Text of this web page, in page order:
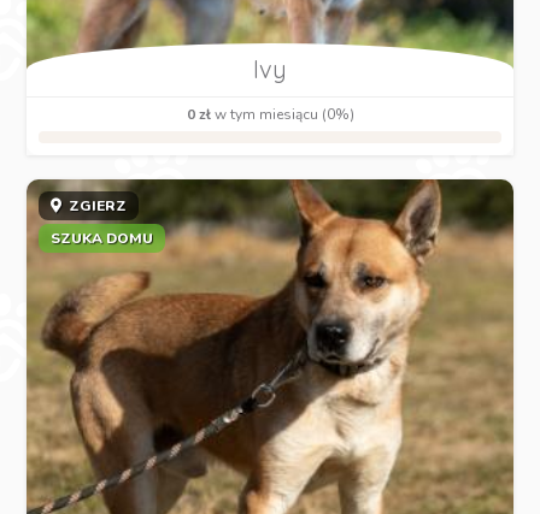
Ivy
0 złw tym miesiącu (0%)
ZGIERZ
SZUKA DOMU